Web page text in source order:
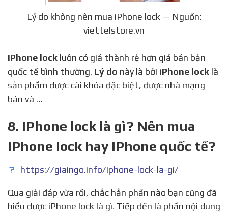
Lý do không nên mua iPhone lock — Nguồn:
viettelstore.vn
IPhone lock luôn có giá thành rẻ hơn giá bán bản
quốc tế bình thường. Lý do này là bởi iPhone lock là
sản phẩm được cài khóa đặc biệt, được nhà mạng
bán và …
8. iPhone lock là gì? Nên mua
iPhone lock hay iPhone quốc tế?
https://giaingo.info/iphone-lock-la-gi/
Qua giải đáp vừa rồi, chắc hẳn phần nào bạn cũng đã
hiểu được iPhone lock là gì. Tiếp đến là phần nội dung